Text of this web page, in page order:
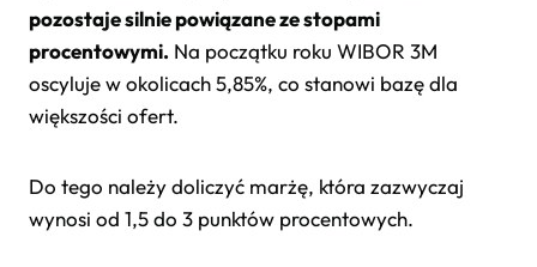
pozostaje silnie powiązane ze stopami
procentowymi. Na początku roku WIBOR 3M
oscyluje w okolicach 5,85%, co stanowi bazę dla
większości ofert.
Do tego należy doliczyć marżę, która zazwyczaj
wynosi od 1,5 do 3 punktów procentowych.